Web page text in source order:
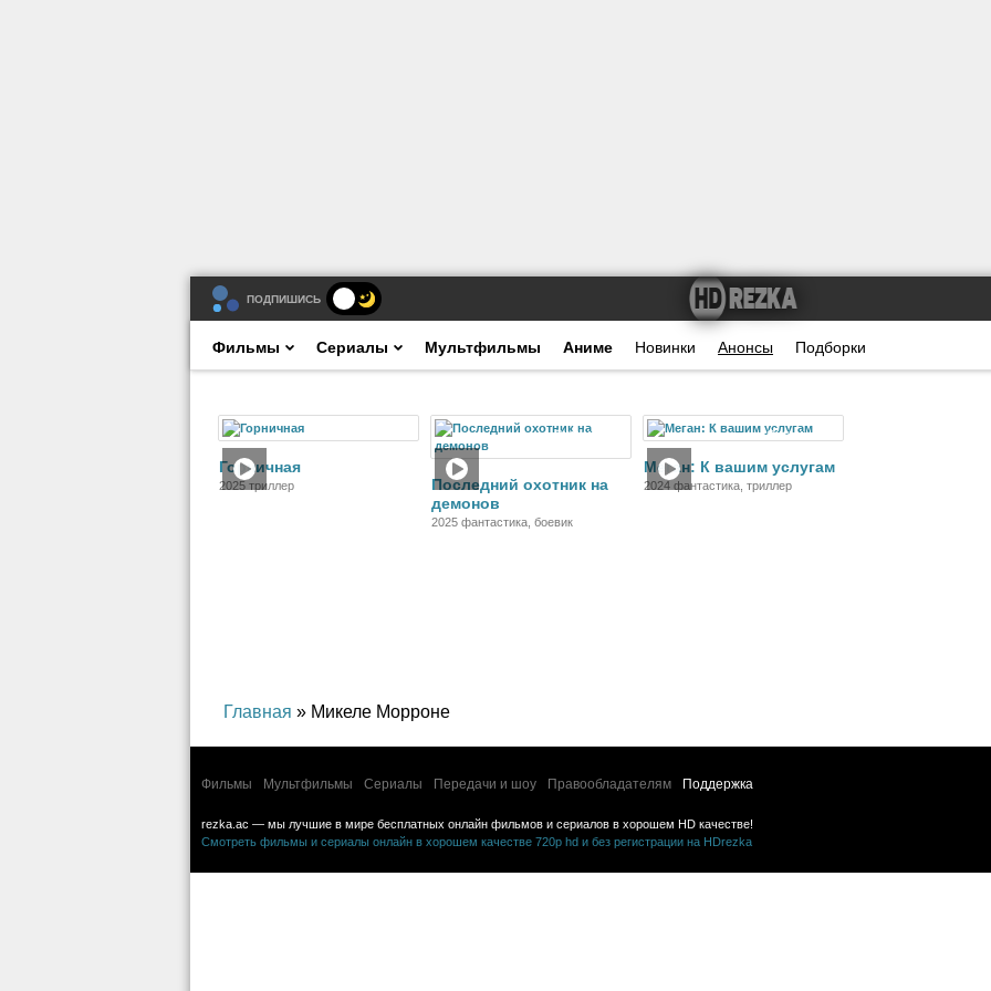
ПОДПИШИСЬ
Фильмы Сериалы Мультфильмы Аниме Новинки Анонсы Подборки
Горничная
2025 триллер
Фильм
Последний охотник на
демонов
2025 фантастика, боевик
Фильм
Меган: К вашим услугам
2024 фантастика, триллер
Главная » Микеле Морроне
Фильмы Мультфильмы Сериалы Передачи и шоу Правообладателям Поддержка
rezka.ac — мы лучшие в мире бесплатных онлайн фильмов и сериалов в хорошем HD качестве!
Смотреть фильмы и сериалы онлайн в хорошем качестве 720p hd и без регистрации на HDrezka